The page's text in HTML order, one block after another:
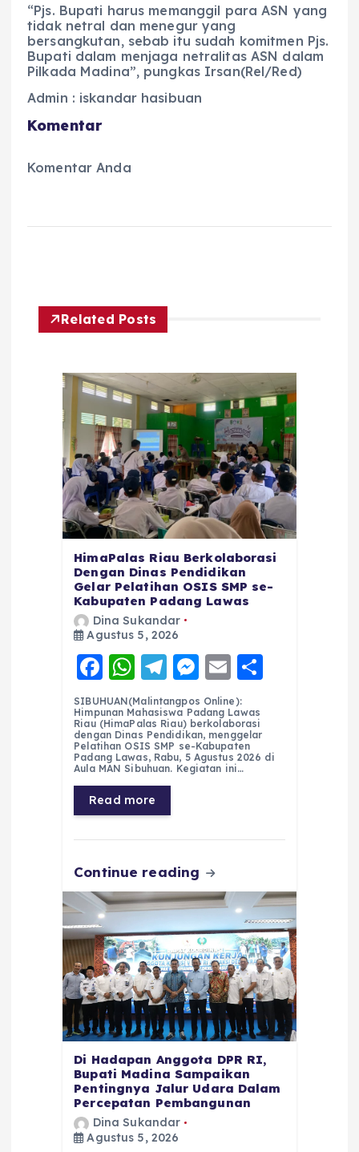
“Pjs. Bupati harus memanggil para ASN yang
tidak netral dan menegur yang
bersangkutan, sebab itu sudah komitmen Pjs.
Bupati dalam menjaga netralitas ASN dalam
Pilkada Madina”, pungkas Irsan(Rel/Red)
Admin : iskandar hasibuan
Komentar
Komentar Anda
Related Posts
HimaPalas Riau Berkolaborasi
Dengan Dinas Pendidikan
Gelar Pelatihan OSIS SMP se-
Kabupaten Padang Lawas
Dina Sukandar
Agustus 5, 2026
F
a
c
e
b
o
o
k
W
h
a
ts
A
p
p
T
el
e
g
r
a
m
M
e
ss
e
n
E
m
ai
l
re
SIBUHUAN(Malintangpos Online):
Himpunan Mahasiswa Padang Lawas
Riau (HimaPalas Riau) berkolaborasi
dengan Dinas Pendidikan, menggelar
Pelatihan OSIS SMP se-Kabupaten
Padang Lawas, Rabu, 5 Agustus 2026 di
Aula MAN Sibuhuan. Kegiatan ini…
Read more
Continue reading
Di Hadapan Anggota DPR RI,
Bupati Madina Sampaikan
Pentingnya Jalur Udara Dalam
Percepatan Pembangunan
Dina Sukandar
Agustus 5, 2026